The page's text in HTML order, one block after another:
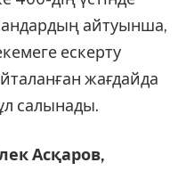
айтуынша,
ескерту
жағдайда
салынады.
Асқаров,